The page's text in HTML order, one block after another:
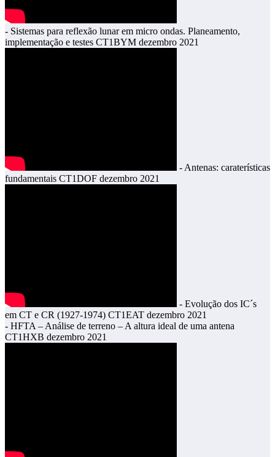
- Sistemas para reflexão lunar em micro ondas. Planeamento,
implementação e testes CT1BYM dezembro 2021
- Antenas: caraterísticas
fundamentais CT1DOF dezembro 2021
- Evolução dos IC´s
em CT e CR (1927-1974) CT1EAT dezembro 2021
- HFTA – Análise de terreno – A altura ideal de uma antena
CT1HXB dezembro 2021